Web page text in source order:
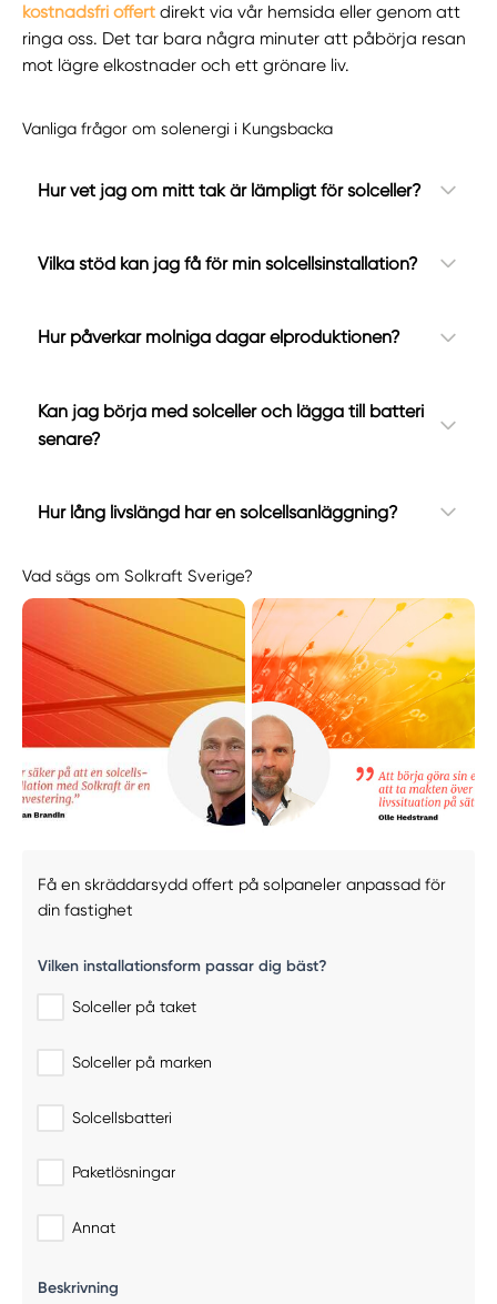
kostnadsfri offert direkt via vår hemsida eller genom att
ringa oss. Det tar bara några minuter att påbörja resan
mot lägre elkostnader och ett grönare liv.
Vanliga frågor om solenergi i Kungsbacka
Hur vet jag om mitt tak är lämpligt för solceller?
Vilka stöd kan jag få för min solcellsinstallation?
Hur påverkar molniga dagar elproduktionen?
Kan jag börja med solceller och lägga till batteri
senare?
Hur lång livslängd har en solcellsanläggning?
Vad sägs om Solkraft Sverige?
Få en skräddarsydd offert på solpaneler anpassad för
din fastighet
Vilken installationsform passar dig bäst?
Solceller på taket
Solceller på marken
Solcellsbatteri
Paketlösningar
Annat
Beskrivning